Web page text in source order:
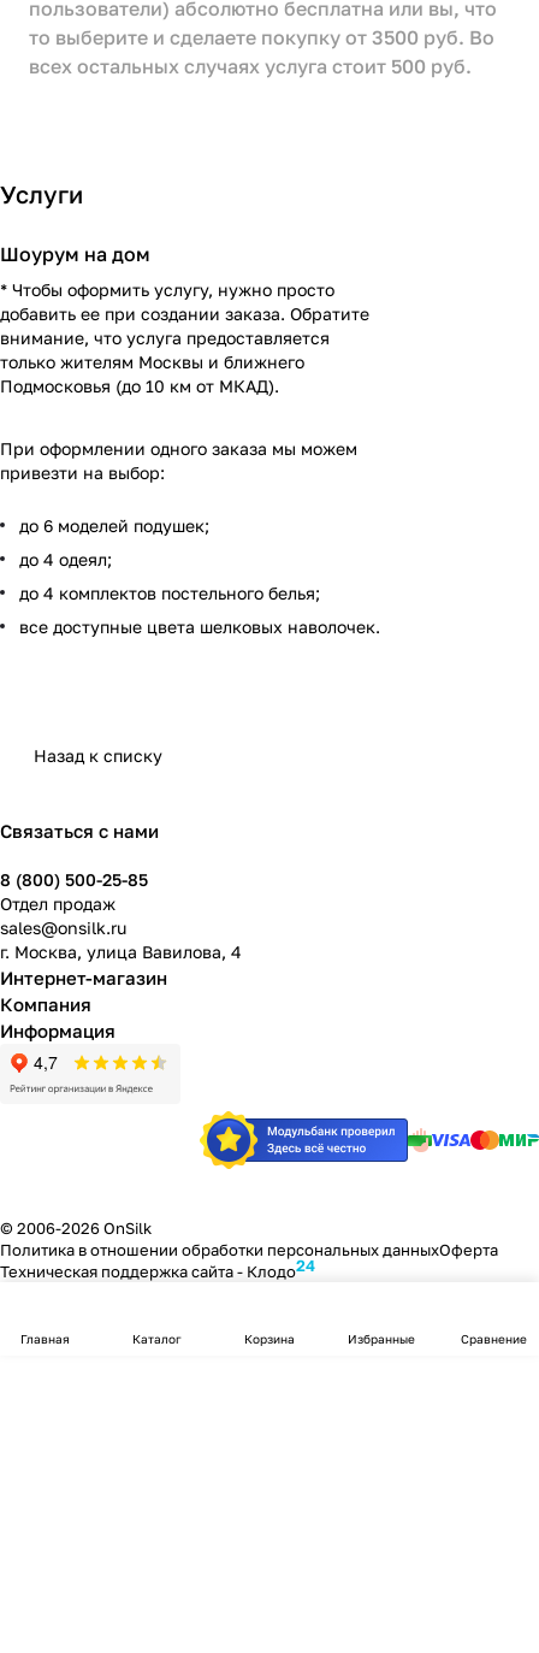
пользователи) абсолютно бесплатна или вы, что
то выберите и сделаете покупку от 3500 руб. Во
всех остальных случаях услуга стоит 500 руб.
Услуги
Шоурум на дом
* Чтобы оформить услугу, нужно просто
добавить ее при создании заказа. Обратите
внимание, что услуга предоставляется
только жителям Москвы и ближнего
Подмосковья (до 10 км от МКАД).
При оформлении одного заказа мы можем
привезти на выбор:
до 6 моделей подушек;
до 4 одеял;
до 4 комплектов постельного белья;
все доступные цвета шелковых наволочек.
Назад к списку
Связаться с нами
8 (800) 500-25-85
Отдел продаж
sales@onsilk.ru
г. Москва, улица Вавилова, 4
Интернет-магазин
Компания
Информация
© 2006-2026 OnSilk
Политика в отношении обработки персональных данныхОферта
Техническая поддержка сайта - Клодо24
Главная Каталог Корзина Избранные Сравнение